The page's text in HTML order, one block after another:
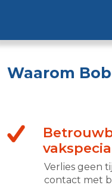
Waarom
Verlies geen
contact met